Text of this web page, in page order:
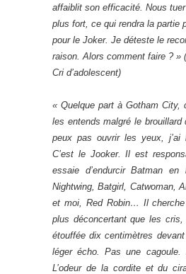
affaiblit son efficacité. Nous
plus fort, ce qui rendra la partie
pour le Joker. Je déteste le
raison. Alors comment faire ? » (
Cri d’adolescent)
« Quelque part à Gotham City,
les entends malgré le brouillard
peux pas ouvrir les yeux, j’ai
C’est le Jooker. Il est
essaie d’endurcir Batman en
Nightwing, Batgirl, Catwoman,
et moi, Red Robin… Il
plus déconcertant que les cris,
étouffée dix centimètres
léger écho. Pas une cagoule.
L’odeur de la cordite et du